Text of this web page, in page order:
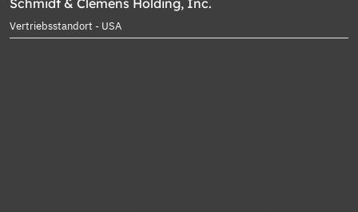
Schmidt & Clemens Holding, Inc.
Vertriebsstandort - USA